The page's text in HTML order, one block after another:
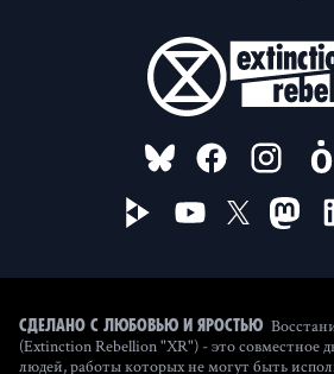
FOLLOW US
Сделано с любовью и яростью
(Extinction Rebellion "XR") - это совместное
людей, работы которых не могут быть